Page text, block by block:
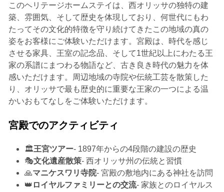
このヘリテージホームステイは、西オリッサの独特の建
築、雰囲気、そして歴史を体現しており、何世代にもわ
たってその文化的特徴を守り続けてきたこの地域の真の
姿をお客様にご体験いただけます。宮殿は、時代を感じ
させる家具、王室の記念品、そして1世紀以上にわたる王
家の系譜にまつわる物語など、古き良き時代の魅力を体
感いただけます。周辺地域の寺院や伝統工芸を散策した
り、オリッサで最も歴史的に重要な王家の一つによる温
かいおもてなしをご体験いただけます。
宮殿でのアクティビティ
🏛️王宮ツアー- 1897年からの4段階の建設の歴史
🎭文化遺産散策- 西オリッサ州の伝統と習慣
🙏マニケスワリ寺院- 宮殿の敷地内にある神社を訪問
👑 ロイヤルファミリーとの交流- 家族とのロイヤルス